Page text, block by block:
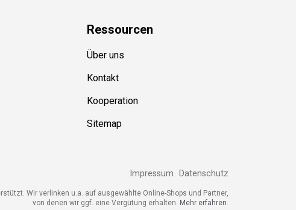
Ressourcen
Über uns
Kontakt
Kooperation
Sitemap
Impressum Datenschutz
Wir verlinken u.a. auf ausgewählte Online-Shops und Partner,
von denen wir ggf. eine Vergütung erhalten. Mehr erfahren.